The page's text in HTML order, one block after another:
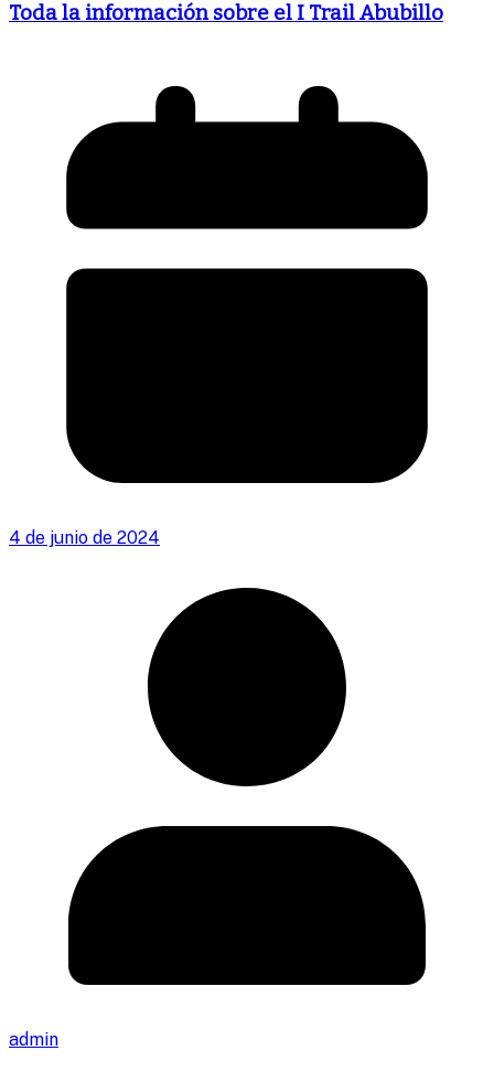
Toda la información sobre el I Trail Abubillo
4 de junio de 2024
admin